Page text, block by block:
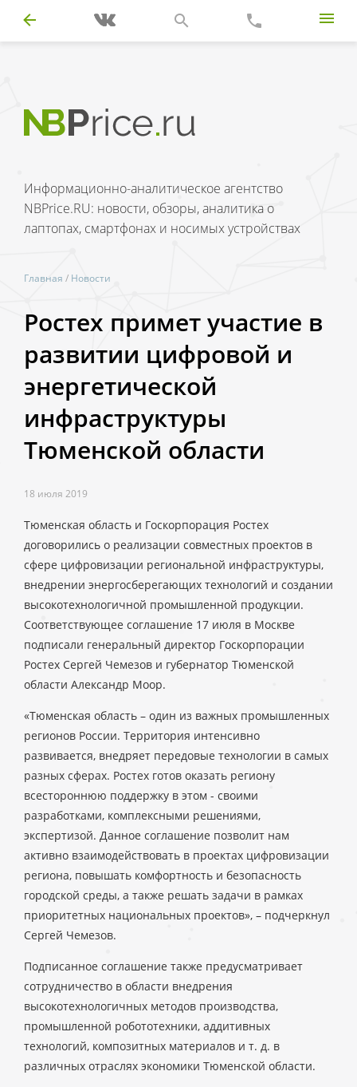
Информационно-аналитическое агентство
NBPrice.RU: новости, обзоры, аналитика о
лаптопах, смартфонах и носимых устройствах
Главная / Новости
Ростех примет участие в
развитии цифровой и
энергетической
инфраструктуры
Тюменской области
18 июля 2019
Тюменская область и Госкорпорация Ростех
договорились о реализации совместных проектов в
сфере цифровизации региональной инфраструктуры,
внедрении энергосберегающих технологий и создании
высокотехнологичной промышленной продукции.
Соответствующее соглашение 17 июля в Москве
подписали генеральный директор Госкорпорации
Ростех Сергей Чемезов и губернатор Тюменской
области Александр Моор.
«Тюменская область – один из важных промышленных
регионов России. Территория интенсивно
развивается, внедряет передовые технологии в самых
разных сферах. Ростех готов оказать региону
всестороннюю поддержку в этом - своими
разработками, комплексными решениями,
экспертизой. Данное соглашение позволит нам
активно взаимодействовать в проектах цифровизации
региона, повышать комфортность и безопасность
городской среды, а также решать задачи в рамках
приоритетных национальных проектов», – подчеркнул
Сергей Чемезов.
Подписанное соглашение также предусматривает
сотрудничество в области внедрения
высокотехнологичных методов производства,
промышленной робототехники, аддитивных
технологий, композитных материалов и т. д. в
различных отраслях экономики Тюменской области.